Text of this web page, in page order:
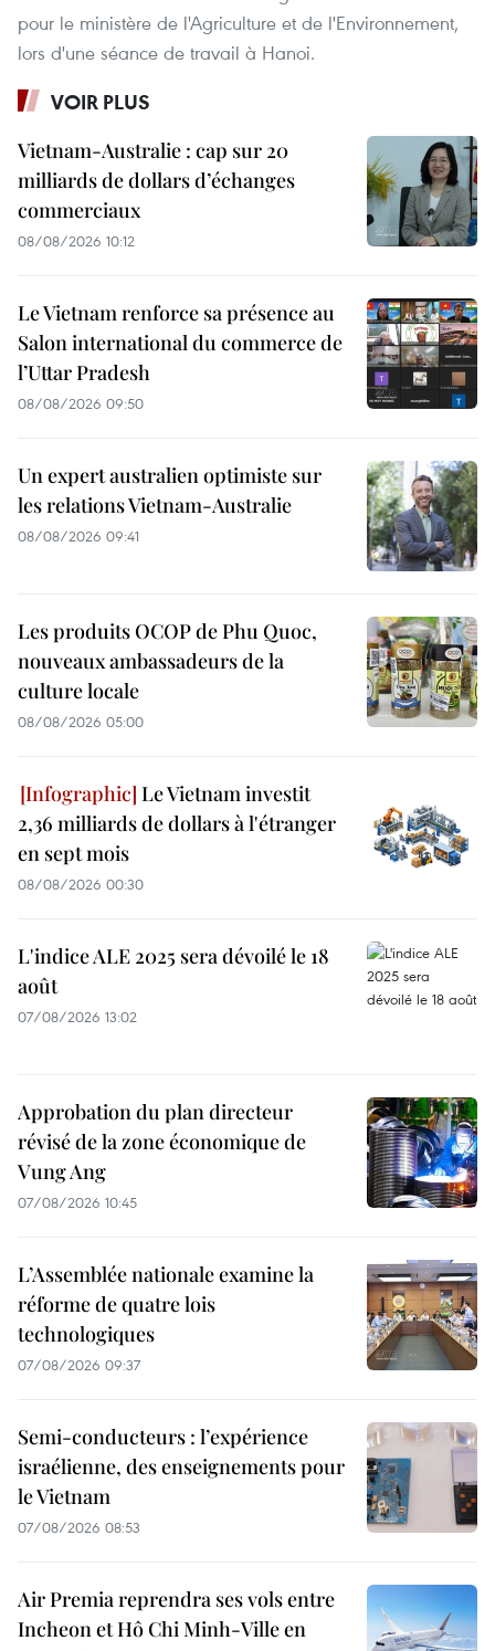
pour le ministère de l'Agriculture et de l'Environnement,
lors d'une séance de travail à Hanoi.
VOIR PLUS
Vietnam-Australie : cap sur 20
milliards de dollars d’échanges
commerciaux
08/08/2026 10:12
Le Vietnam renforce sa présence au
Salon international du commerce de
l’Uttar Pradesh
08/08/2026 09:50
Un expert australien optimiste sur
les relations Vietnam-Australie
08/08/2026 09:41
Les produits OCOP de Phu Quoc,
nouveaux ambassadeurs de la
culture locale
08/08/2026 05:00
Le Vietnam investit
2,36 milliards de dollars à l'étranger
en sept mois
08/08/2026 00:30
L'indice ALE 2025 sera dévoilé le 18
août
07/08/2026 13:02
Approbation du plan directeur
révisé de la zone économique de
Vung Ang
07/08/2026 10:45
L’Assemblée nationale examine la
réforme de quatre lois
technologiques
07/08/2026 09:37
Semi-conducteurs : l’expérience
israélienne, des enseignements pour
le Vietnam
07/08/2026 08:53
Air Premia reprendra ses vols entre
Incheon et Hô Chi Minh-Ville en